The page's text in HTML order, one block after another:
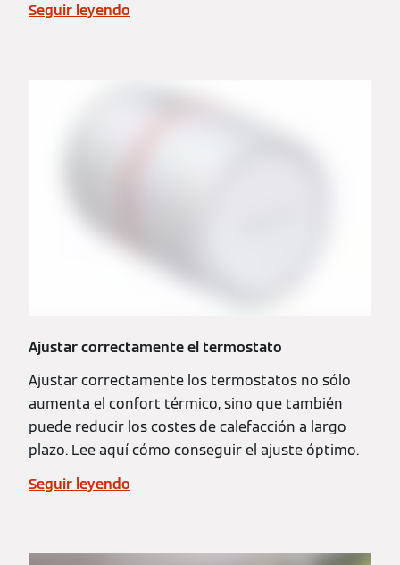
Seguir leyendo
Ajustar correctamente el termostato
Ajustar correctamente los termostatos no sólo
aumenta el confort térmico, sino que también
puede reducir los costes de calefacción a largo
plazo. Lee aquí cómo conseguir el ajuste óptimo.
Seguir leyendo